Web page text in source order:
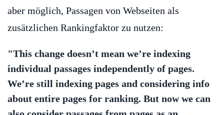
aber möglich, Passagen von Webseiten als
zusätzlichen Rankingfaktor zu nutzen:
"This change doesn’t mean we’re indexing
individual passages independently of pages.
We’re still indexing pages and considering info
about entire pages for ranking. But now we can